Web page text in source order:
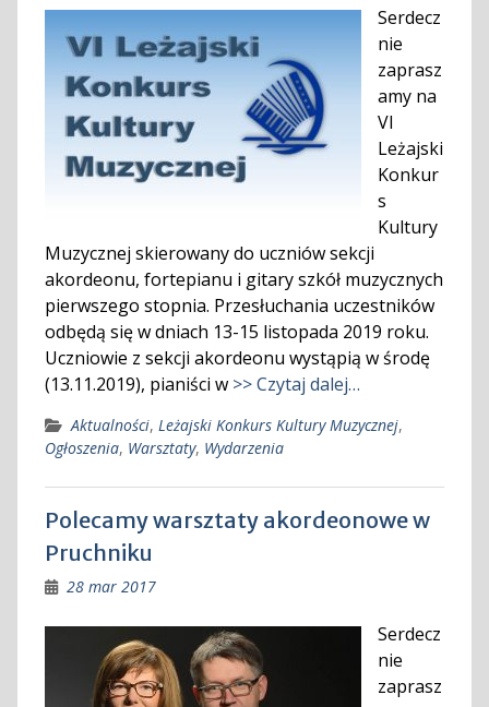
Serdecz
nie
zaprasz
amy na
VI
Leżajski
Konkur
s
Kultury
Muzycznej skierowany do uczniów sekcji
akordeonu, fortepianu i gitary szkół muzycznych
pierwszego stopnia. Przesłuchania uczestników
odbędą się w dniach 13-15 listopada 2019 roku.
Uczniowie z sekcji akordeonu wystąpią w środę
(13.11.2019), pianiści w >> Czytaj dalej…
Aktualności, Leżajski Konkurs Kultury Muzycznej,
Ogłoszenia, Warsztaty, Wydarzenia
Polecamy warsztaty akordeonowe w
Pruchniku
28 mar 2017
Serdecz
nie
zaprasz